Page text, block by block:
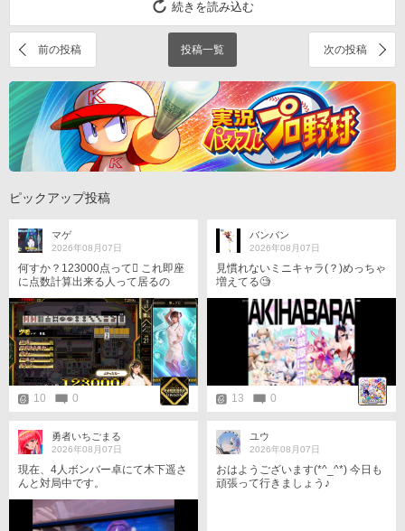
続きを読み込む
前の投稿 投稿一覧 次の投稿
ピックアップ投稿
マゲ
2026年08月07日
何すか？123000点って󾍋 これ即座
に点数計算出来る人って居るの
か？ 本日はともたんlegendカード
を求めて1時間歩いてラウンドワン
半道橋店に行ったら2台の内1台故
障1台飲み物置いて台確保されてい
て打てませんでした🥺 もう半道橋
は永久に2台設置のまま？ まあそ
のお陰でポップンミュージックの
調子が良くいい1日となりました󾌲
10 0
バンバン
2026年08月07日
見慣れないミニキャラ(？)めっちゃ
増えてる🧐
13 0
勇者いちごまる
2026年08月07日
現在、4人ボンバー卓にて木下遥さ
んと対局中です。
ユウ
2026年08月07日
おはようございます(*^_^*) 今日も
頑張って行きましょう♪